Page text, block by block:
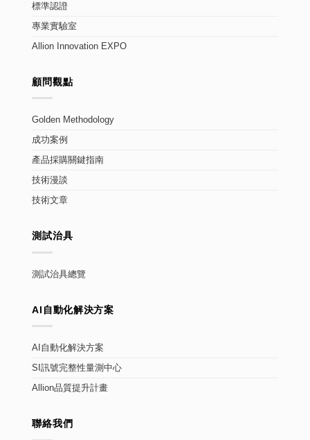
標準認證
專業實驗室
Allion Innovation EXPO
顧問觀點
Golden Methodology
成功案例
產品採購關鍵指南
技術漫談
技術文章
測試治具
測試治具總覽
AI自動化解決方案
AI自動化解決方案
SI訊號完整性量測中心
Allion品質提升計畫
聯絡我們